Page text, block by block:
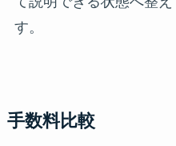
す。
手数料比較